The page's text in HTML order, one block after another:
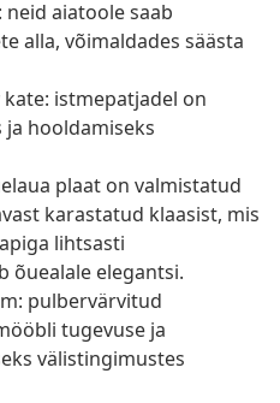
aiatoole saab
alla, võimaldades säästa
istmepatjadel on
ja hooldamiseks
plaat on valmistatud
karastatud klaasist, mis
lihtsasti
õuealale elegantsi.
pulbervärvitud
tugevuse ja
välistingimustes